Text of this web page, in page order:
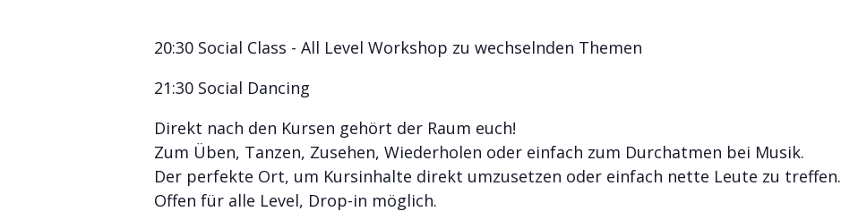
20:30 Social Class - All Level Workshop zu wechselnden Themen
21:30 Social Dancing
Direkt nach den Kursen gehört der Raum euch!
Zum Üben, Tanzen, Zusehen, Wiederholen oder einfach zum Durchatmen bei Musik.
Der perfekte Ort, um Kursinhalte direkt umzusetzen oder einfach nette Leute zu treffen.
Offen für alle Level, Drop-in möglich.